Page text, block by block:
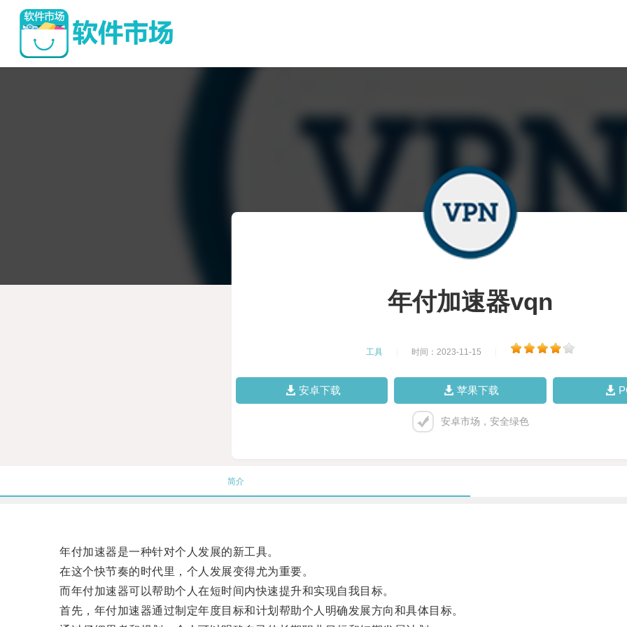
年付加速器vqn
工具 时间：2023-11-15
安卓下载 苹果下载
安卓市场，安全绿色
简介
年付加速器是一种针对个人发展的新工具。
在这个快节奏的时代里，个人发展变得尤为重要。
而年付加速器可以帮助个人在短时间内快速提升和实现自我目标。
首先，年付加速器通过制定年度目标和计划帮助个人明确发展方向和具体目标。